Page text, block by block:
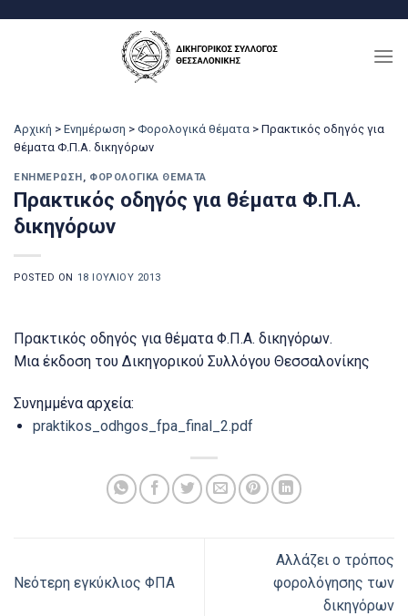
Αρχική > Ενημέρωση > Φορολογικά θέματα > Πρακτικός οδηγός για
θέματα Φ.Π.Α. δικηγόρων
ΕΝΗΜΈΡΩΣΗ, ΦΟΡΟΛΟΓΙΚΆ ΘΈΜΑΤΑ
Πρακτικός οδηγός για θέματα Φ.Π.Α.
δικηγόρων
POSTED ON 18 ΙΟΥΛΊΟΥ 2013
Πρακτικός οδηγός για θέματα Φ.Π.Α. δικηγόρων.
Μια έκδοση του Δικηγορικού Συλλόγου Θεσσαλονίκης
Συνημμένα αρχεία:
praktikos_odhgos_fpa_final_2.pdf
Νεότερη εγκύκλιος ΦΠΑ
Αλλάζει ο τρόπος
φορολόγησης των
δικηγόρων